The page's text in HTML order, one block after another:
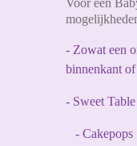
- Zowat een
binnenkant
- Sweet
- Cakepops